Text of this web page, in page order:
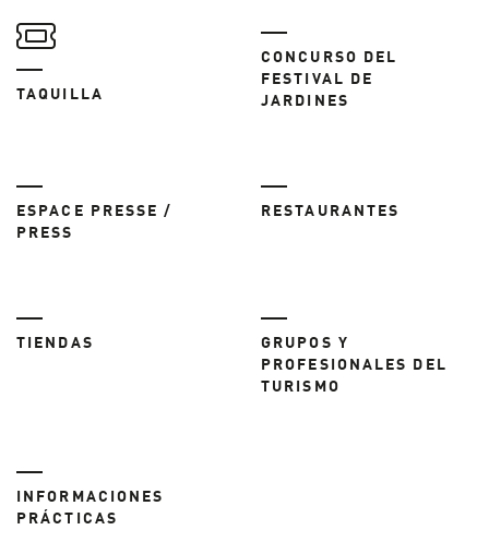
TAQUILLA
CONCURSO DEL
FESTIVAL DE
JARDINES
ESPACE PRESSE /
PRESS
RESTAURANTES
TIENDAS
GRUPOS Y
PROFESIONALES DEL
TURISMO
INFORMACIONES
PRÁCTICAS